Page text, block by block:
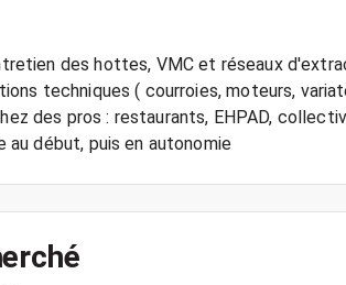
des hottes, VMC et réseaux
techniques ( courroies, moteurs,
des pros : restaurants, EHPAD,